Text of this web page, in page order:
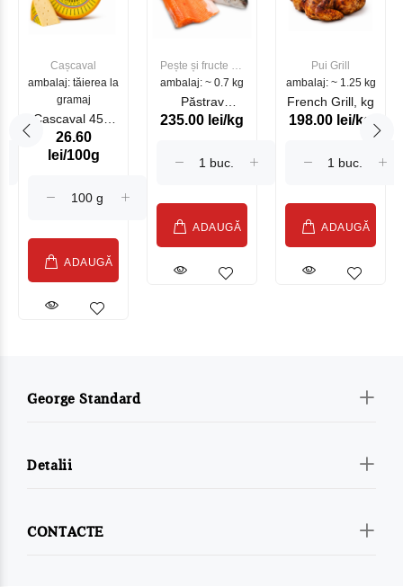
Cașcaval
ambalaj: tăierea la
gramaj
Cascaval 45%
Maasdam
Sublime Cow
26.60
lei/100g
ADAUGĂ
Pește și fructe de
mare
ambalaj: ~ 0.7 kg
Păstrav
Somonat
235.00 lei/kg
ADAUGĂ
Pui Grill
ambalaj: ~ 1.25 kg
French Grill, kg
198.00 lei/kg
ADAUGĂ
George Standard
Detalii
CONTACTE